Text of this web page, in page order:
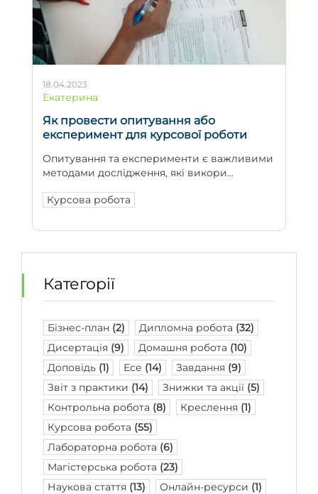
18.04.2023
Екатерина
Як провести опитування або
експеримент для курсової роботи
Опитування та експерименти є важливими
методами дослідження, які викори...
Курсова робота
Категорії
Бізнес-план (2) Дипломна робота (32)
Дисертація (9) Домашня робота (10)
Доповідь (1) Есе (14) Завдання (9)
Звіт з практики (14) Знижки та акції (5)
Контрольна робота (8) Креслення (1)
Курсова робота (55)
Лабораторна робота (6)
Магістерська робота (23)
Наукова стаття (13) Онлайн-ресурси (1)